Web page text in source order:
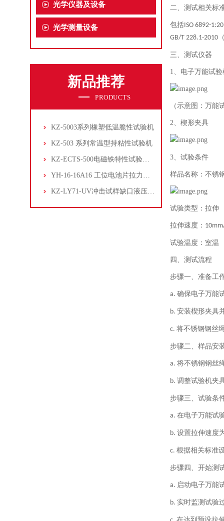
光学仪器及设备
光学测量设备
新品推荐
PRODUCTS
KZ-5003系列橡塑低温脆性试验机
KZ-503 系列常温型持粘性试验机
KZ-ECTS-500电磁铁特性试验系统
YH-16-16A16 工位电池片拉力试验机
KZ-LY71-UV冲击试样缺口液压拉床
二、 测试相关标
包括ISO 6892-
GB/T 228.1-2010
三、 测试仪器
1、 电子万能试验
（示意图：万能
2、 楔形夹具
3、 试验条件
样品名称：不锈
试验类型：拉伸
拉伸速度：
试验温度：室温
四、 测试流程
步骤一、 准备工
a. 确保电子万能
b. 安装楔形夹具
c. 将不锈钢钢丝
步骤二、 样品安
a. 将不锈钢钢丝
b. 调整试验机夹
步骤三、 试验条
a. 在电子万能试
b. 设置拉伸速度
c. 根据相关标准
步骤四、 开始测
a. 启动电子万能
b. 实时监测试验